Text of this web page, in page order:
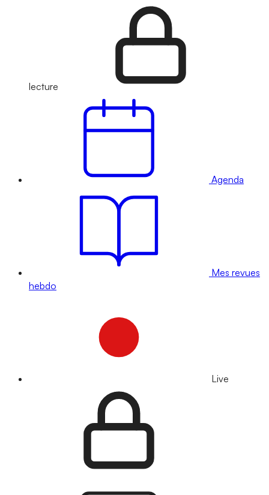
lecture
Agenda
Mes revues
hebdo
Live